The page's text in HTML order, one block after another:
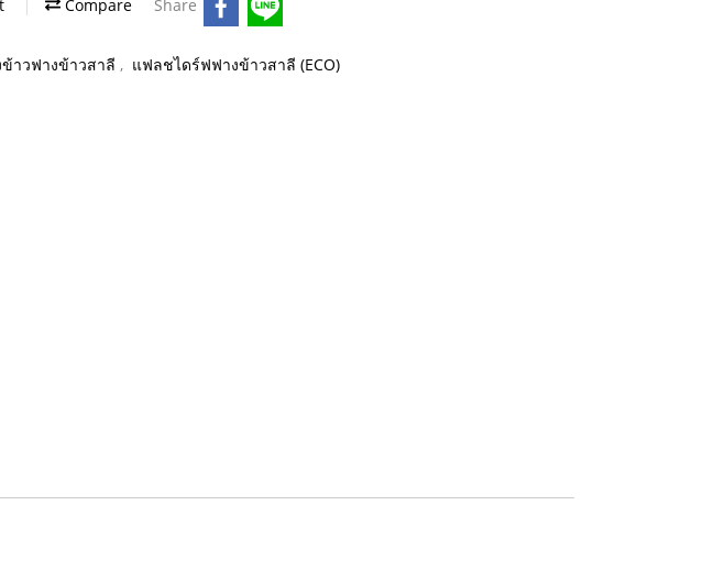
Compare Share
ข้าวฟางข้าวสาลี , แฟลชไดร์ฟฟางข้าวสาลี (ECO)